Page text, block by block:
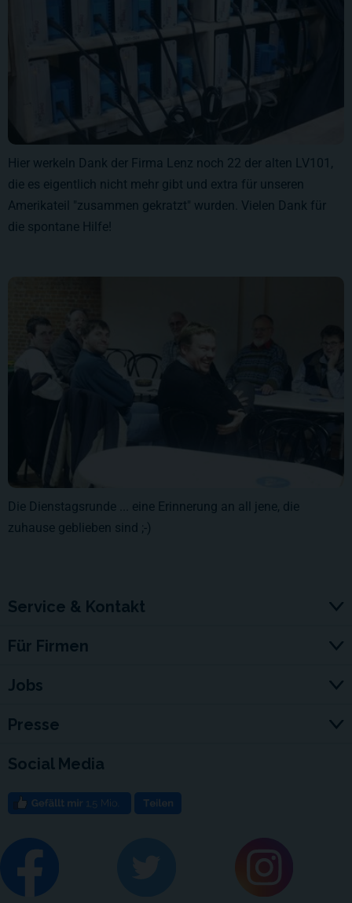
Hier werkeln Dank der Firma Lenz noch 22 der alten LV101,
die es eigentlich nicht mehr gibt und extra für unseren
Amerikateil "zusammen gekratzt" wurden. Vielen Dank für
die spontane Hilfe!
Die Dienstagsrunde ... eine Erinnerung an all jene, die
zuhause geblieben sind ;-)
Service & Kontakt
Für Firmen
Jobs
Presse
Social Media